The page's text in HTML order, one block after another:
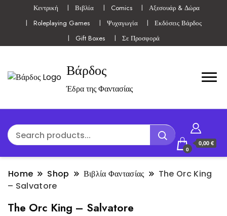
Κεντρική Βιβλία Comics
Αξεσουάρ & Δώρα
Roleplaying Games
Ψυχαγωγία
Εκδόσεις Βάρδος
Gift Boxes
Σε Προσφορά
Βάρδος
Έδρα της Φαντασίας
0
0,00 €
Home Shop Βιβλία Φαντασίας
The Orc King
– Salvatore
The Orc King – Salvatore